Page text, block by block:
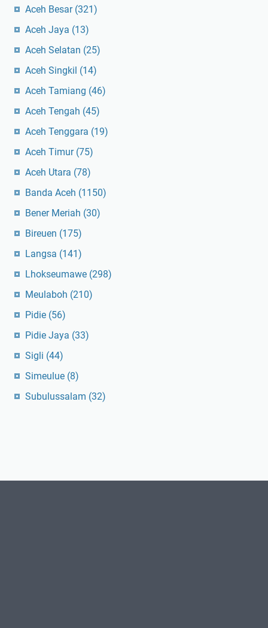
Aceh Besar (321)
Aceh Jaya (13)
Aceh Selatan (25)
Aceh Singkil (14)
Aceh Tamiang (46)
Aceh Tengah (45)
Aceh Tenggara (19)
Aceh Timur (75)
Aceh Utara (78)
Banda Aceh (1150)
Bener Meriah (30)
Bireuen (175)
Langsa (141)
Lhokseumawe (298)
Meulaboh (210)
Pidie (56)
Pidie Jaya (33)
Sigli (44)
Simeulue (8)
Subulussalam (32)